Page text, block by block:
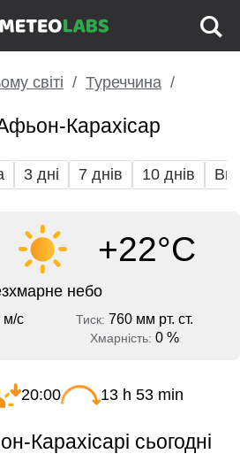
світі Туреччина
Карахісар
3 дні 7 днів 10 днів
+22°C
небо
м/с Тиск: 760 мм рт. ст.
Хмарність: 0 %
20:00 13 h 53 min
Карахісарі сьогодні